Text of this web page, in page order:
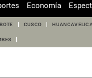
Economía
CUSCO HUANCAVELICA